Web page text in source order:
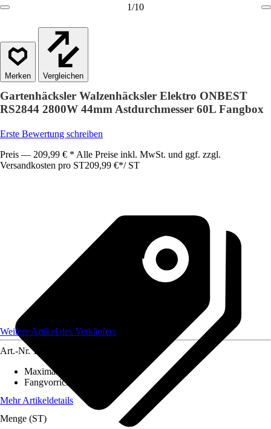
1/10
Vergleichen
Gartenhäcksler Walzenhäcksler Elektro ONBEST
RS2844 2800W 44mm Astdurchmesser 60L Fangbox
Erste Bewertung schreiben
Preis — 209,99 € * Alle Preise inkl. MwSt. und ggf. zzgl.
Versandkosten pro ST209,99 €*/ ST
Weitere Artikel des Verkäufers
Art.-Nr. 12734978
Maximale Aststärke
Fangvorrichtung
Mehr Artikeldetails
Menge (ST)